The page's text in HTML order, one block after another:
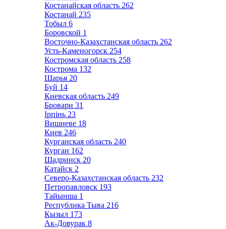
Костанайская область 262
Костанай 235
Тобыл 6
Боровской 1
Восточно-Казахстанская область 262
Усть-Каменогорск 254
Костромская область 258
Кострома 132
Шарья 20
Буй 14
Киевская область 249
Бровари 31
Ірпінь 23
Вишневе 18
Киев 246
Курганская область 240
Курган 162
Шадринск 20
Катайск 2
Северо-Казахстанская область 232
Петропавловск 193
Тайынша 1
Республика Тыва 216
Кызыл 173
Ак-Довурак 8